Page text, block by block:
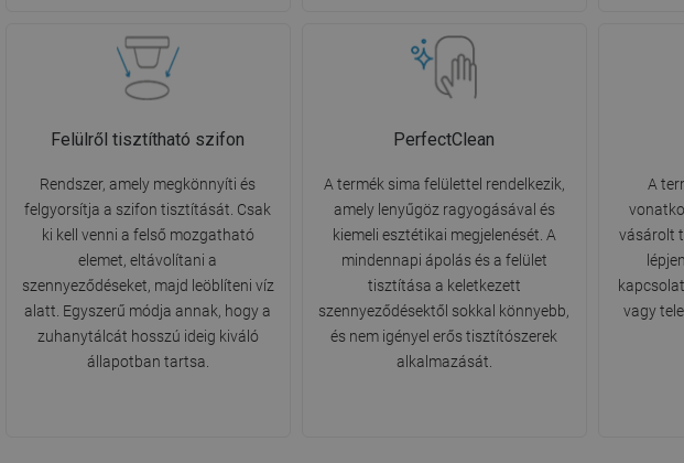
Felülről tisztítható szifon
Rendszer, amely megkönnyíti és
felgyorsítja a szifon tisztítását. Csak
ki kell venni a felső mozgatható
elemet, eltávolítani a
szennyeződéseket, majd leöblíteni víz
alatt. Egyszerű módja annak, hogy a
zuhanytálcát hosszú ideig kiváló
állapotban tartsa.
PerfectClean
A termék sima felülettel rendelkezik,
amely lenyűgöz ragyogásával és
kiemeli esztétikai megjelenését. A
mindennapi ápolás és a felület
tisztítása a keletkezett
szennyeződésektől sokkal könnyebb,
és nem igényel erős tisztítószerek
alkalmazását.
A
vásárolt
vagy